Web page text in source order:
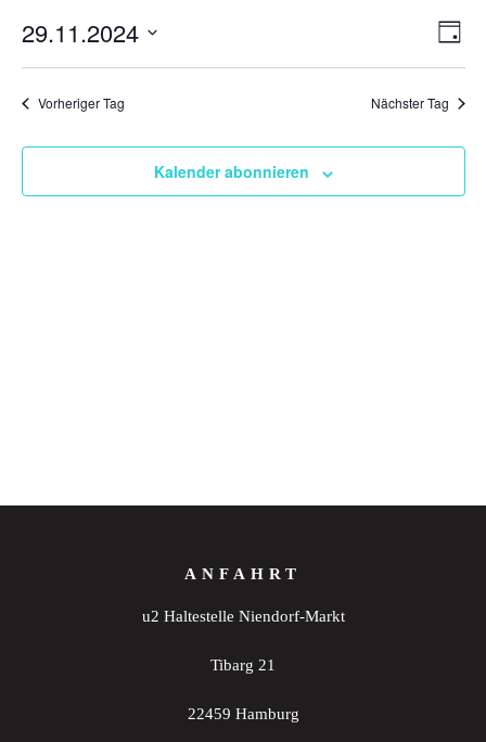
November
2024
Tag
29.11.2024
Vorheriger Tag Nächster Tag
Kalender abonnieren
ANFAHRT
u2 Haltestelle Niendorf-Markt
Tibarg 21
22459 Hamburg